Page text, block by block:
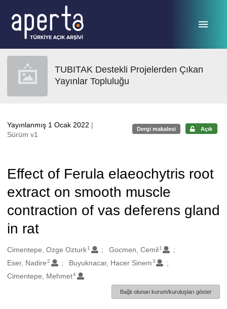
TUBITAK Destekli Projelerden Çıkan
Yayınlar Topluluğu
Yayınlanmış 1 Ocak 2022 |
Sürüm v1
Dergi makalesi Açık
Effect of Ferula elaeochytris root
extract on smooth muscle
contraction of vas deferens gland
in rat
Oluşturanlar
Cimentepe, Ozge Ozturk1 Gocmen, Cemil 1
Eser, Nadire 2 Buyuknacar, Hacer Sinem3
Cimentepe, Mehmet4
Bağlı olunan kurum/kuruluşları göster